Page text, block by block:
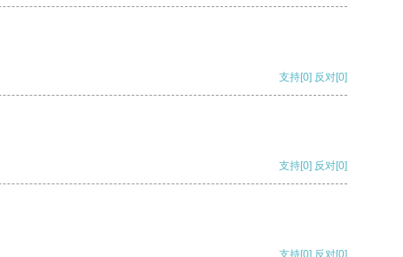
支持[0] 反对[0]
支持[0] 反对[0]
支持[0] 反对[0]